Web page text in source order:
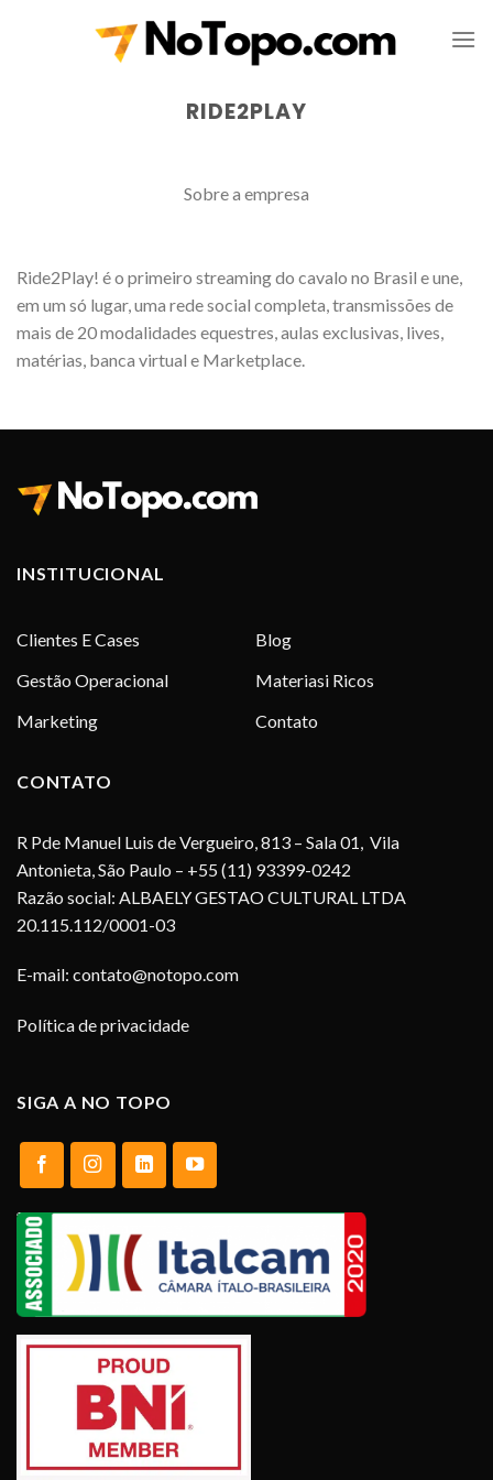
RIDE2PLAY
Sobre a empresa
Ride2Play! é o primeiro streaming do cavalo no Brasil e une,
em um só lugar, uma rede social completa, transmissões de
mais de 20 modalidades equestres, aulas exclusivas, lives,
matérias, banca virtual e Marketplace.
INSTITUCIONAL
Clientes E Cases
Gestão Operacional
Marketing
Blog
Materiasi Ricos
Contato
CONTATO
R Pde Manuel Luis de Vergueiro, 813 – Sala 01, Vila
Antonieta, São Paulo – +55 (11) 93399-0242
Razão social: ALBAELY GESTAO CULTURAL LTDA
20.115.112/0001-03
E-mail: contato@notopo.com
Política de privacidade
SIGA A NO TOPO